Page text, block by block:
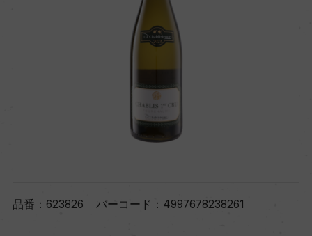
品番： 623826 バーコード： 4997678238261